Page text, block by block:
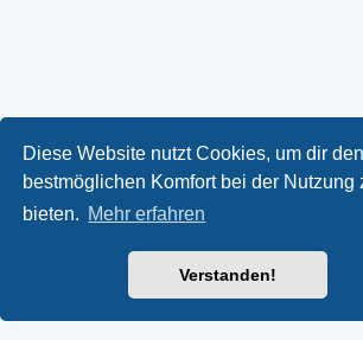
Diese Website nutzt Cookies, um dir den
bestmöglichen Komfort bei der Nutzung
bieten. Mehr erfahren
Verstanden!